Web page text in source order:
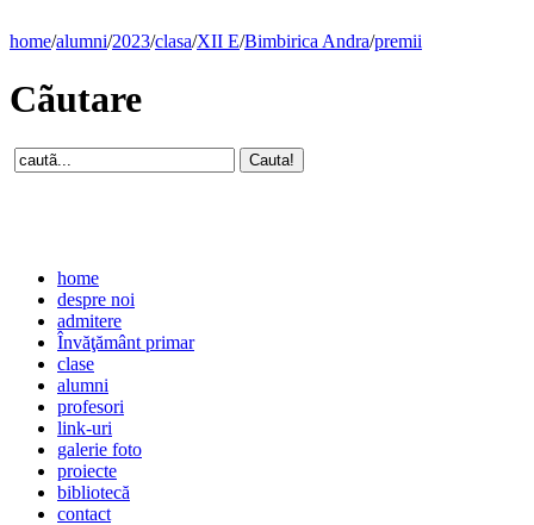
home/alumni/2023/clasa/XII E/Bimbirica Andra/premii
Cãutare
home
despre noi
admitere
Învăţământ primar
clase
alumni
profesori
link-uri
galerie foto
proiecte
bibliotecă
contact